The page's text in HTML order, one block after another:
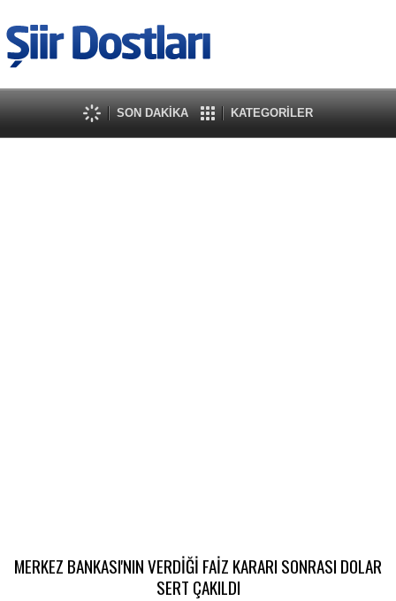
SON DAKİKA KATEGORİLER
MERKEZ BANKASI'NIN VERDİĞİ FAİZ KARARI SONRASI DOLAR
SERT ÇAKILDI